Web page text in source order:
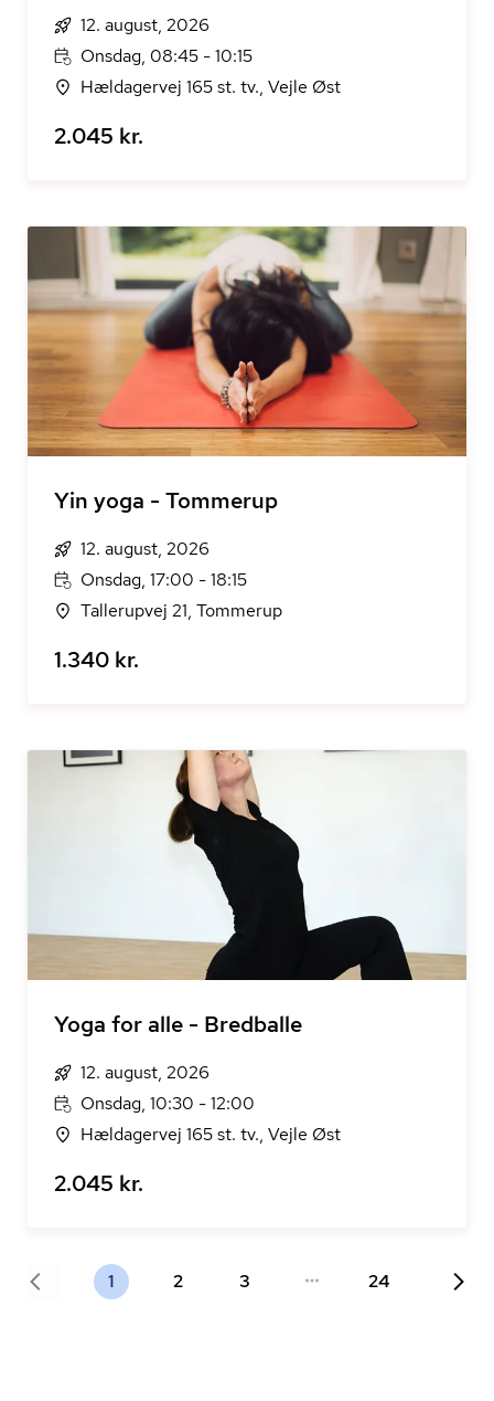
12. august, 2026
Onsdag, 08:45 - 10:15
Hældagervej 165 st. tv., Vejle Øst
2.045 kr.
Yin yoga - Tommerup
12. august, 2026
Onsdag, 17:00 - 18:15
Tallerupvej 21, Tommerup
1.340 kr.
Yoga for alle - Bredballe
12. august, 2026
Onsdag, 10:30 - 12:00
Hældagervej 165 st. tv., Vejle Øst
2.045 kr.
1 2 3 24